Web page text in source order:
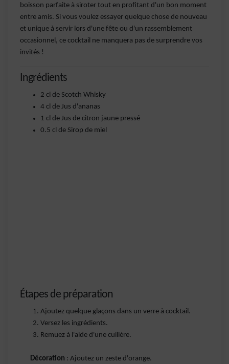
boisson parfaite à siroter tout en profitant d'un bon moment
entre amis. Si vous voulez essayer quelque chose de nouveau
et unique à servir lors d'une fête ou d'un rassemblement
occasionnel, ce cocktail ne manquera pas de surprendre vos
invités !
Ingrédients
2 cl de Scotch Whisky
4 cl de Jus d'ananas
1 cl de Jus de citron jaune pressé
0.5 cl de Sirop de miel
Étapes de préparation
Ajoutez quelque glaçons dans un verre à cocktail.
Versez les ingrédients.
Remuez à l'aide d'une cuillère.
Décoration : Ajoutez un zeste d'orange.